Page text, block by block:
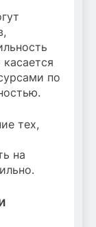
по
тех,
на